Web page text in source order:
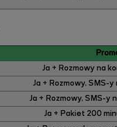
Ja + Rozmowy na
Ja + Rozmowy, SMS-
Ja + Rozmowy, SMS-y
Ja + Pakiet 200